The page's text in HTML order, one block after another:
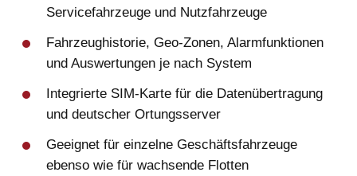
Servicefahrzeuge und Nutzfahrzeuge
Fahrzeughistorie, Geo-Zonen, Alarmfunktionen
und Auswertungen je nach System
Integrierte SIM-Karte für die Datenübertragung
und deutscher Ortungsserver
Geeignet für einzelne Geschäftsfahrzeuge
ebenso wie für wachsende Flotten